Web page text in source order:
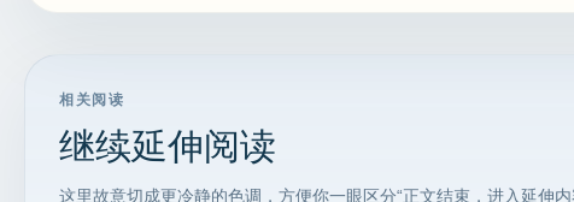
相关阅读
继续延伸阅读
这里故意切成更冷静的色调，方便你一眼区分“正文结束，进入延伸内